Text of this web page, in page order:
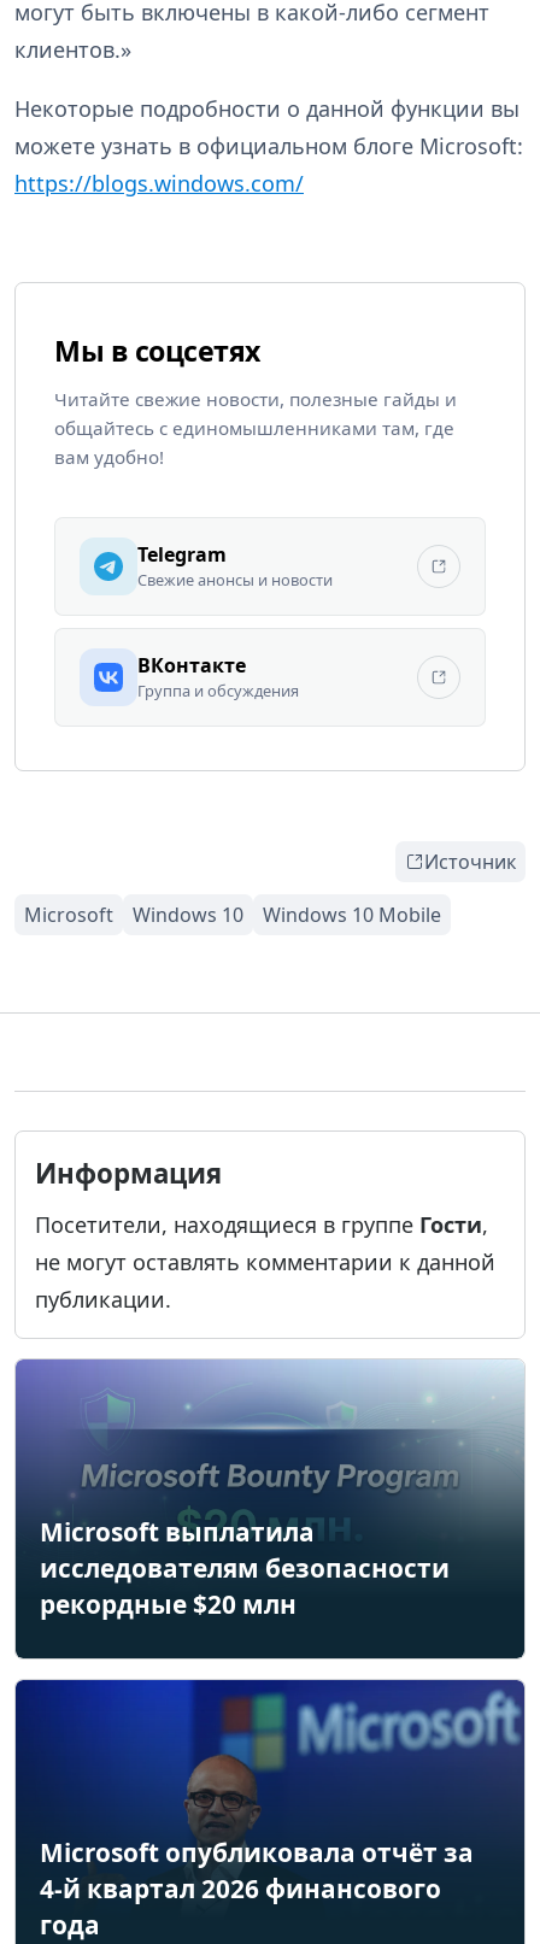
могут быть включены в какой-либо сегмент
клиентов.»
Некоторые подробности о данной функции вы
можете узнать в официальном блоге Microsoft:
https://blogs.windows.com/
Мы в соцсетях
Читайте свежие новости, полезные гайды и
общайтесь с единомышленниками там, где
вам удобно!
Telegram
Свежие анонсы и новости
ВКонтакте
Группа и обсуждения
Источник
Информация
Посетители, находящиеся в группе Гости,
не могут оставлять комментарии к данной
публикации.
Microsoft выплатила
исследователям безопасности
рекордные $20 млн
Microsoft опубликовала отчёт за
4-й квартал 2026 финансового
года